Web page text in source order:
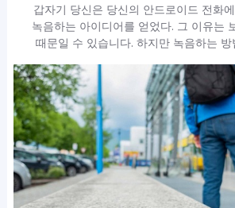
갑자기 당신은 당신의 안드로이드 전화
녹음하는 아이디어를 얻었다. 그 이유는
때문일 수 있습니다. 하지만 녹음하는